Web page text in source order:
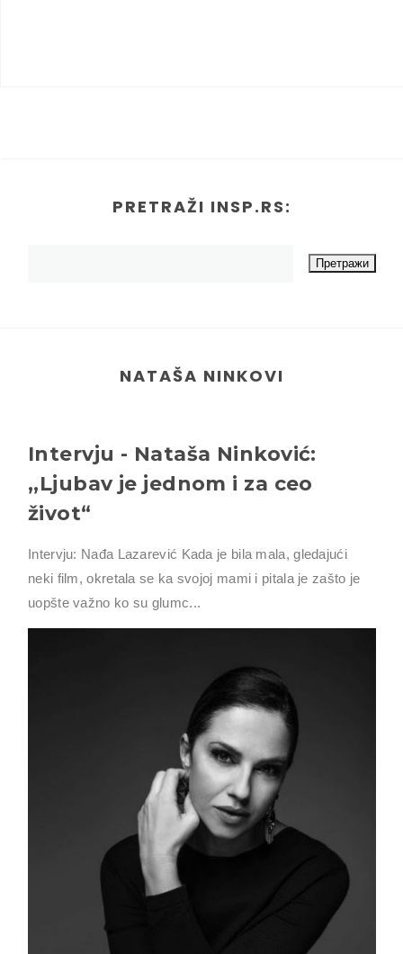
PRETRAŽI INSP.RS:
NATAŠA NINKOVI
Intervju - Nataša Ninković:
,,Ljubav je jednom i za ceo
život“
Intervju: Nađa Lazarević Kada je bila mala, gledajući
neki film, okretala se ka svojoj mami i pitala je zašto je
uopšte važno ko su glumc...